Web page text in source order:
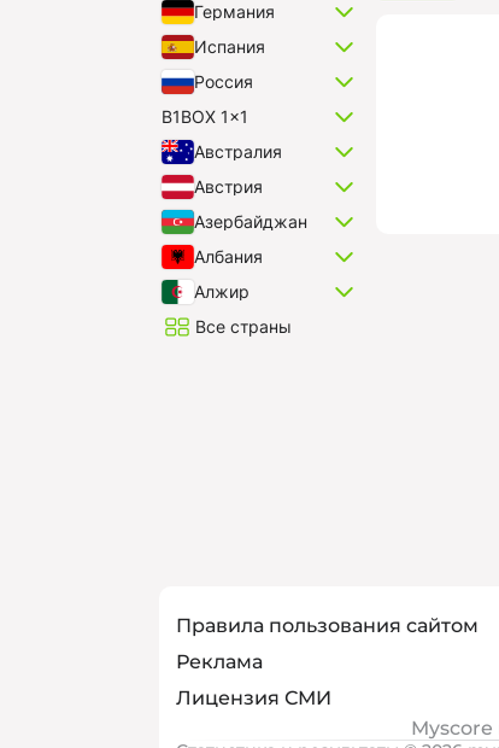
Германия
Испания
Россия
B1BOX 1x1
Австралия
Австрия
Азербайджан
Албания
Алжир
Все страны
Правила пользования сайтом
Реклама
Лицензия СМИ
Myscore